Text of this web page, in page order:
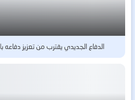
الدفاع الجديدي يقترب من تعزيز دفاعه